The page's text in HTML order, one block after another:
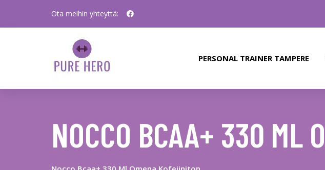
Ota meihin yhteyttä:
PERSONAL TRAINER TAMPERE
NOCCO BCAA+ 330 ML